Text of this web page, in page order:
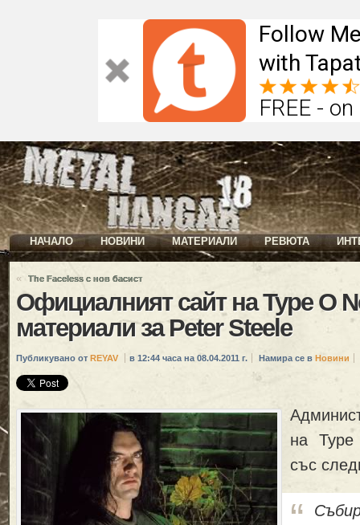
Follow
with
FREE -
НАЧАЛО НОВИНИ МАТЕРИАЛИ РЕВЮТА
« The Faceless с нов басист
Официалният сайт на Type O
материали за Peter Steele
Публикувано от REYAV в 12:44 часа на 08.04.2011 г. Намира се в Новини
на Type
със